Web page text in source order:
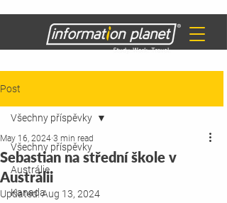
Post
Všechny příspěvky
Austrálie
Kanada
Všechny příspěvky
Sebastian na střední škole v
Austrálii
May 16, 2024 3 min read
Updated:Aug 13, 2024